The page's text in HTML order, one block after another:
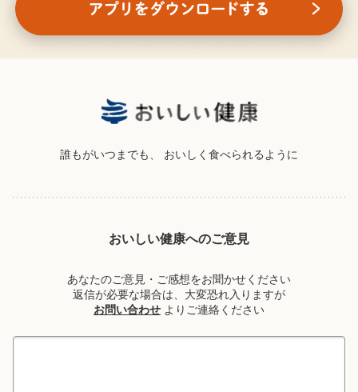
誰もがいつまでも、 おいしく食べられるように
おいしい健康へのご意見
あなたのご意見・ご感想をお聞かせください
返信が必要な場合は、大変恐れ入りますが
お問い合わせ よりご連絡ください